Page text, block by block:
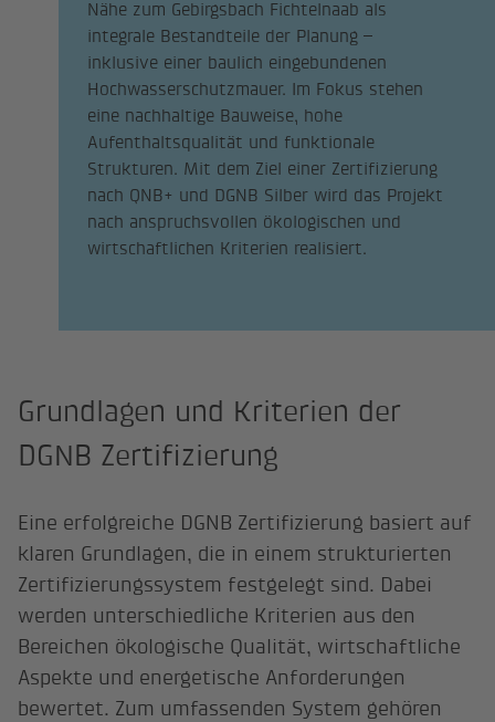
Nähe zum Gebirgsbach Fichtelnaab als
integrale Bestandteile der Planung –
inklusive einer baulich eingebundenen
Hochwasserschutzmauer. Im Fokus stehen
eine nachhaltige Bauweise, hohe
Aufenthaltsqualität und funktionale
Strukturen. Mit dem Ziel einer Zertifizierung
nach QNB+ und DGNB Silber wird das Projekt
nach anspruchsvollen ökologischen und
wirtschaftlichen Kriterien realisiert.
Grundlagen und Kriterien der
DGNB Zertifizierung
Eine erfolgreiche DGNB Zertifizierung basiert auf
klaren Grundlagen, die in einem strukturierten
Zertifizierungssystem festgelegt sind. Dabei
werden unterschiedliche Kriterien aus den
Bereichen ökologische Qualität, wirtschaftliche
Aspekte und energetische Anforderungen
bewertet. Zum umfassenden System gehören